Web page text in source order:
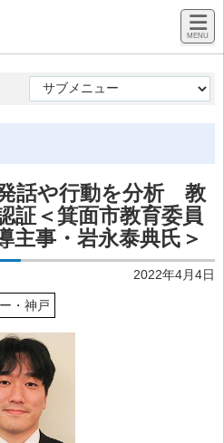
話や行動を分析 教
証＜箕面市教育委員
事・岩永泰典氏＞
2022年4月4日
・神戸